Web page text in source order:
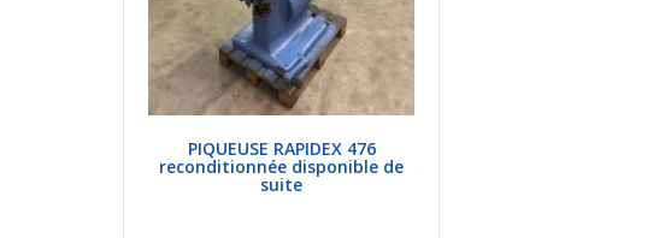
PIQUEUSE RAPIDEX 476
reconditionnée disponible de
suite